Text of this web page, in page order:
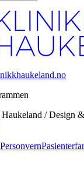
/ Design
Personvern